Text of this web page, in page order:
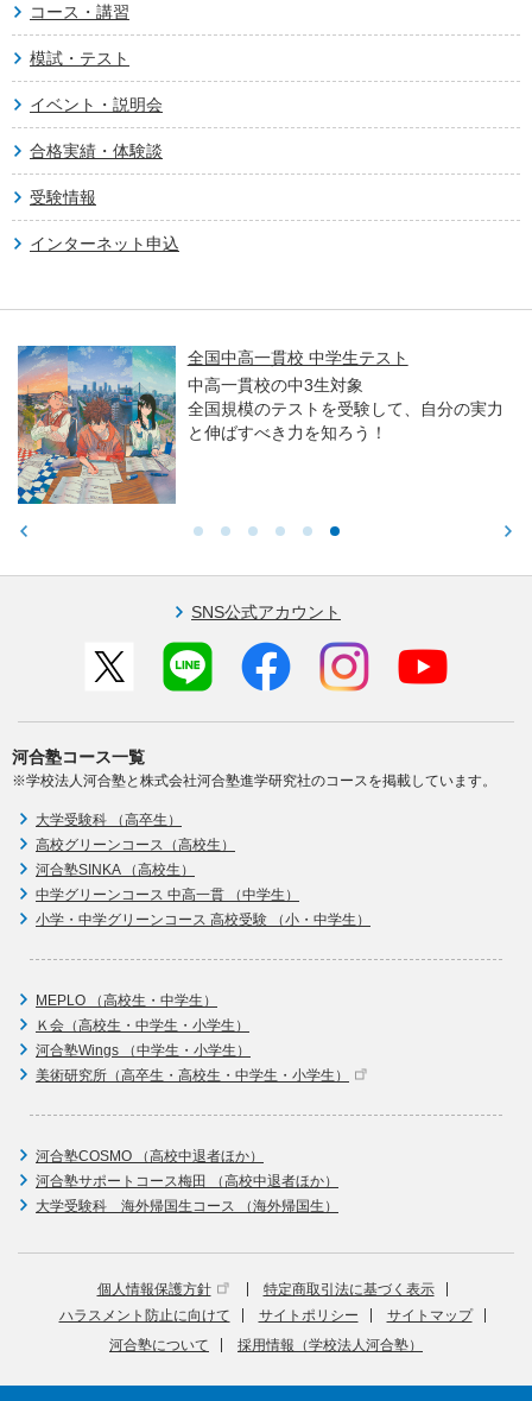
コース・講習
模試・テスト
イベント・説明会
合格実績・体験談
受験情報
インターネット申込
全国中高一貫校 中学生テスト
中高一貫校の中3生対象
全国規模のテストを受験して、自分の実力
と伸ばすべき力を知ろう！
SNS公式アカウント
河合塾コース一覧
※学校法人河合塾と株式会社河合塾進学研究社のコースを掲載しています。
大学受験科 （高卒生）
高校グリーンコース（高校生）
河合塾SINKA （高校生）
中学グリーンコース 中高一貫 （中学生）
小学・中学グリーンコース 高校受験 （小・中学生）
MEPLO （高校生・中学生）
Ｋ会（高校生・中学生・小学生）
河合塾Wings （中学生・小学生）
美術研究所（高卒生・高校生・中学生・小学生）
河合塾COSMO （高校中退者ほか）
河合塾サポートコース梅田 （高校中退者ほか）
大学受験科 海外帰国生コース （海外帰国生）
個人情報保護方針
特定商取引法に基づく表示
ハラスメント防止に向けて
サイトポリシー
サイトマップ
河合塾について
採用情報（学校法人河合塾）